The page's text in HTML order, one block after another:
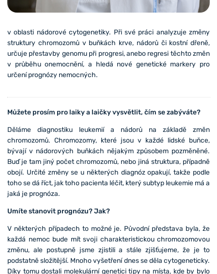
v oblasti nádorové cytogenetiky. Při své práci analyzuje změny
struktury chromozomů v buňkách krve, nádorů či kostní dřeně,
určuje přestavby genomu při progresi, anebo regresi těchto změn
v průběhu onemocnění, a hledá nové genetické markery pro
určení prognózy nemocných.
Můžete prosím pro laiky a laičky vysvětlit, čím se zabýváte?
Děláme diagnostiku leukemií a nádorů na základě změn
chromozomů. Chromozomy, které jsou v každé lidské buňce,
bývají v nádorových buňkách nějakým způsobem pozměněné.
Buď je tam jiný počet chromozomů, nebo jiná struktura, případně
obojí. Určité změny se u některých diagnóz opakují, takže podle
toho se dá říct, jak toho pacienta léčit, který subtyp leukemie má a
jaká je prognóza.
Umíte stanovit prognózu? Jak?
V některých případech to možné je. Původní představa byla, že
každá nemoc bude mít svoji charakteristickou chromozomovou
změnu, ale postupně jsme zjistili a stále zjišťujeme, že je to
podstatně složitější. Mnoho vyšetření dnes se děla cytogeneticky.
Díky tomu dostali molekulární genetici tipy na místa, kde by bylo